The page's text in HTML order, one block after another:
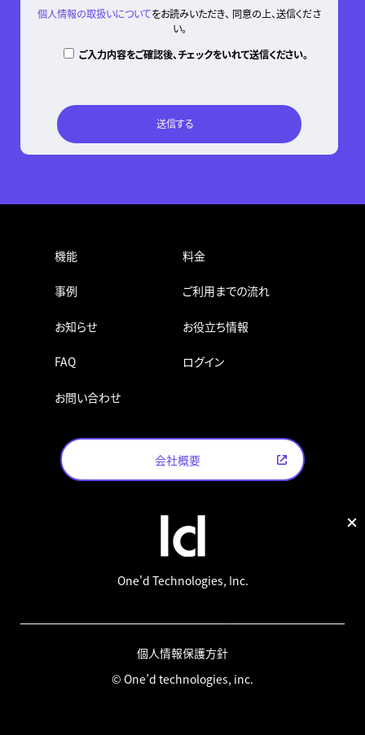
個人情報の取扱いについてをお読みいただき、 同意の上、送信くださ
い。
ご入力内容をご確認後、チェックをいれて送信ください。
機能 料金
事例 ご利用までの流れ
お知らせ お役立ち情報
FAQ ログイン
お問い合わせ
会社概要
One'd Technologies, Inc.
個人情報保護方針
© One’d technologies, inc.